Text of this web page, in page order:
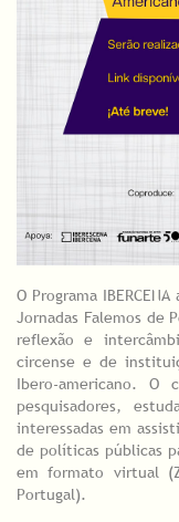
O Programa IBERCENA
Jornadas Falemos de
reflexão e
circense e de
Ibero-americano.
pesquisadores,
interessadas em
de políticas públicas
em formato virtual
Portugal).